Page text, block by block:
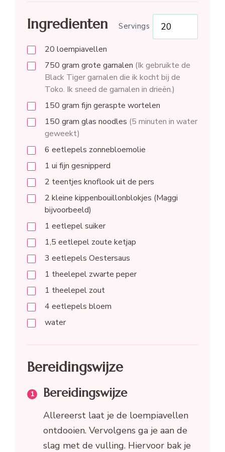
Ingredienten Servings
20 loempiavellen
750 gram grote garnalen (Ik gebruikte de
Black Tiger garnalen die ik kocht bij de
Toko. Ik sneed de garnalen in drieën.)
150 gram fijn geraspte wortelen
150 gram glas noodles (5 minuten in water
geweekt)
6 eetlepels zonnebloemolie
1 ui fijn gesnipperd
2 teentjes knoflook uit de pers
2 kleine kippenbouillonblokjes (Maggi
bijvoorbeeld)
1 eetlepelsuiker
1,5 eetlepel zoute ketjap
3 eetlepels Oestersaus
1 theelepel zwarte peper
1 theelepel zout
4 eetlepels bloem
water
Bereidingswijze
Bereidingswijze
Allereerst laat je de loempiavellen
ontdooien. Vervolgens ga je aan de
slag met de vulling. Hiervoor bak je